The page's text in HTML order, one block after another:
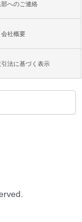
部へのご連絡
会社概要
法に基づく表示